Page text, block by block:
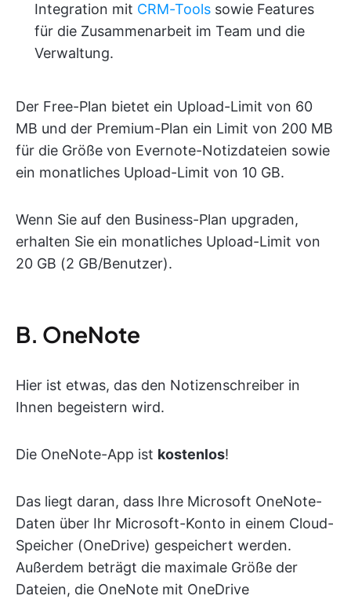
Integration mit CRM-Tools sowie Features
für die Zusammenarbeit im Team und die
Verwaltung.
Der Free-Plan bietet ein Upload-Limit von 60
MB und der Premium-Plan ein Limit von 200 MB
für die Größe von Evernote-Notizdateien sowie
ein monatliches Upload-Limit von 10 GB.
Wenn Sie auf den Business-Plan upgraden,
erhalten Sie ein monatliches Upload-Limit von
20 GB (2 GB/Benutzer).
B. OneNote
Hier ist etwas, das den Notizenschreiber in
Ihnen begeistern wird.
Die OneNote-App ist kostenlos!
Das liegt daran, dass Ihre Microsoft OneNote-
Daten über Ihr Microsoft-Konto in einem Cloud-
Speicher (OneDrive) gespeichert werden.
Außerdem beträgt die maximale Größe der
Dateien, die OneNote mit OneDrive